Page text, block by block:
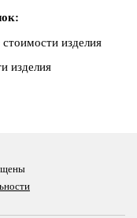
изделия
изделия